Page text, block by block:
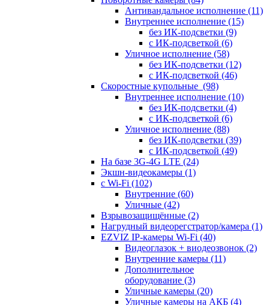
Антивандальное исполнение (11)
Внутреннее исполнение (15)
без ИК-подсветки (9)
с ИК-подсветкой (6)
Уличное исполнение (58)
без ИК-подсветки (12)
с ИК-подсветкой (46)
Скоростные купольные (98)
Внутреннее исполнение (10)
без ИК-подсветки (4)
с ИК-подсветкой (6)
Уличное исполнение (88)
без ИК-подсветки (39)
с ИК-подсветкой (49)
На базе 3G-4G LTE (24)
Экшн-видеокамеры (1)
с Wi-Fi (102)
Внутренние (60)
Уличные (42)
Взрывозащищённые (2)
Нагрудный видеорегстратор/камера (1)
EZVIZ IP-камеры Wi-Fi (40)
Видеоглазок + виодеозвонок (2)
Внутренние камеры (11)
Дополнительное
оборудование (3)
Уличные камеры (20)
Уличные камеры на АКБ (4)